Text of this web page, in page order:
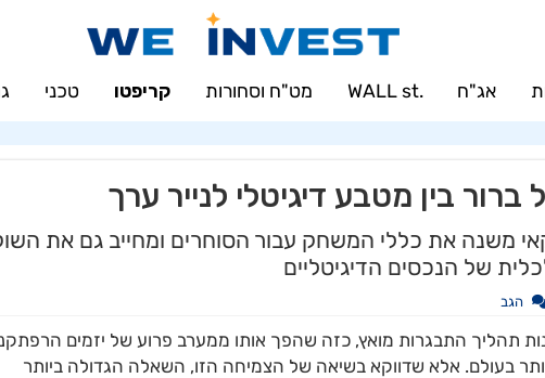
אג"ח .WALL st מט"ח וסחורות קריפטו טכני
משנה את כללי המשחק עבור הסוחרים ומחייב גם את
של הנכסים הדיגיטליים
הגב
תהליך התבגרות מואץ, כזה שהפך אותו ממערב פרוע של יזמים
בעולם. אלא שדווקא בשיאה של הצמיחה הזו, השאלה הגדולה ביותר